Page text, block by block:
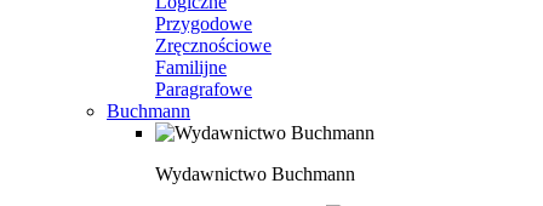
Przygodowe
Zręcznościowe
Familijne
Paragrafowe
Buchmann
Wydawnictwo Buchmann